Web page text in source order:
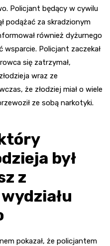
Policjant będący w cywilu
podążać za skradzionym
również dyżurnego
wsparcie. Policjant zaczekał
się zatrzymał,
wraz ze
że złodziej miał o wiele
ze sobą narkotyki.
był
z
pokazał, że policjantem